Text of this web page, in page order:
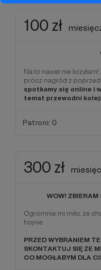
100 zł
Na to nawet nie
prócz nagród z
spotkamy się online i
temat przewodni
Patroni: 0
300 zł
WOW! ZBIERAM
Ogromnie mi miło, że
hojnie.
PRZED WYBRANIEM
SKONTAKTUJ SIĘ ZE
CO MOGŁABYM DLA